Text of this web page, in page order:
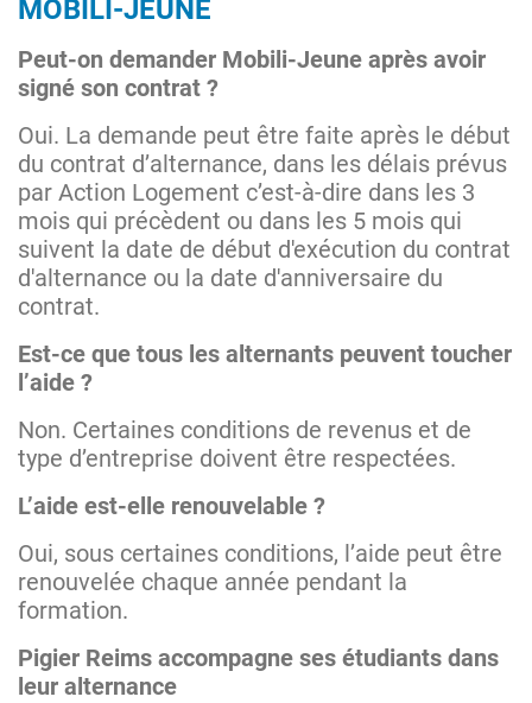
MOBILI-JEUNE
Peut-on demander Mobili-Jeune après avoir
signé son contrat ?
Oui. La demande peut être faite après le début
du contrat d’alternance, dans les délais prévus
par Action Logement c’est-à-dire dans les 3
mois qui précèdent ou dans les 5 mois qui
suivent la date de début d'exécution du contrat
d'alternance ou la date d'anniversaire du
contrat.
Est-ce que tous les alternants peuvent toucher
l’aide ?
Non. Certaines conditions de revenus et de
type d’entreprise doivent être respectées.
L’aide est-elle renouvelable ?
Oui, sous certaines conditions, l’aide peut être
renouvelée chaque année pendant la
formation.
Pigier Reims accompagne ses étudiants dans
leur alternance